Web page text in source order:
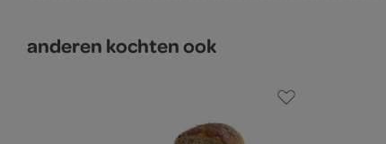
anderen kochten ook